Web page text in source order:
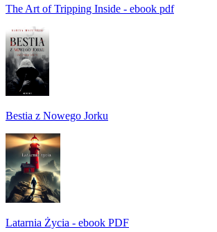
The Art of Tripping Inside - ebook pdf
Bestia z Nowego Jorku
Latarnia Życia - ebook PDF